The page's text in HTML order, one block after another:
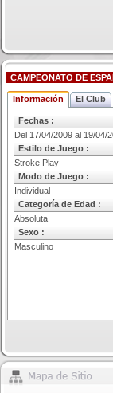
CAMPEONATO DE
Información El Club
Fechas :
Del 17/04/2009 al 19/04/
Estilo de Juego :
Stroke Play
Modo de Juego :
Individual
Categoría de Edad :
Absoluta
Sexo :
Masculino